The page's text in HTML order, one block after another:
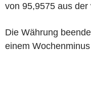
von 95,9575 aus
Die Währung
einem